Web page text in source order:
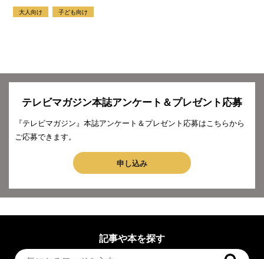
大人向け 子ども向け
テレビマガジン本誌アンケート＆プレゼント応募
『テレビマガジン』本誌アンケート＆プレゼント応募はこちらから
ご応募できます。
申し込み
記事や本を探す